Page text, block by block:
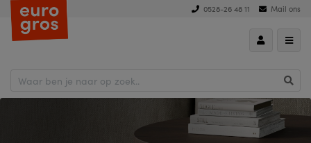
0528-26 48 11 Mail ons